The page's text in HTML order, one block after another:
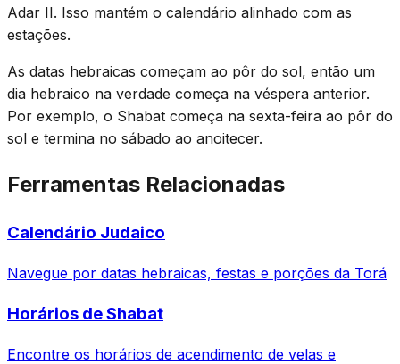
Adar II. Isso mantém o calendário alinhado com as
estações.
As datas hebraicas começam ao pôr do sol, então um
dia hebraico na verdade começa na véspera anterior.
Por exemplo, o Shabat começa na sexta-feira ao pôr do
sol e termina no sábado ao anoitecer.
Ferramentas Relacionadas
Calendário Judaico
Navegue por datas hebraicas, festas e porções da Torá
Horários de Shabat
Encontre os horários de acendimento de velas e